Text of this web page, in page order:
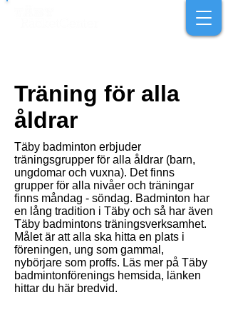
Träning för alla
åldrar
Täby badminton erbjuder
träningsgrupper för alla åldrar (barn,
ungdomar och vuxna). Det finns
grupper för alla nivåer och träningar
finns måndag - söndag. Badminton har
en lång tradition i Täby och så har även
Täby badmintons träningsverksamhet.
Målet är att alla ska hitta en plats i
föreningen, ung som gammal,
nybörjare som proffs. Läs mer på Täby
badmintonförenings hemsida, länken
hittar du här bredvid.